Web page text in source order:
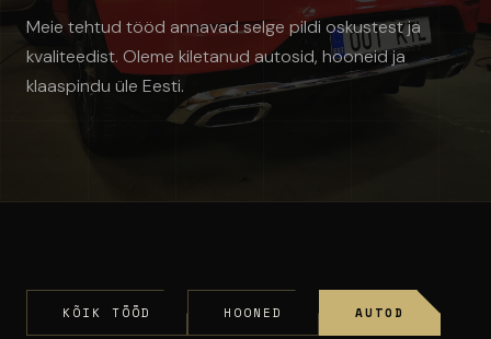
Meie tehtud tööd annavad selge pildi oskustest ja
kvaliteedist. Oleme kiletanud autosid, hooneid ja
klaaspindu üle Eesti.
KÕIK TÖÖD HOONED AUTOD